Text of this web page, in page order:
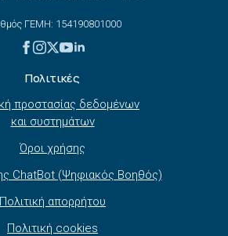
ΓΕΜΗ: 154190801000
Πολιτικές
προστασίας δεδομένων
και συστημάτων
Όροι χρήσης
ChatBot (Ψηφιακός Βοηθός)
Πολιτική απορρήτου
Πολιτική cookies